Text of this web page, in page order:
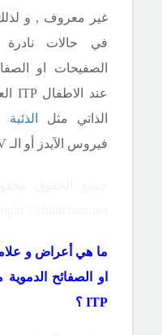
غير معروف , و
في حالات
الصفيحات او
عند الاطفالITP
الذاتي مثل
الذئبة
فيروس الآيدز أو الـ
ما هي أعراض و
او الصفائح
ITP ؟